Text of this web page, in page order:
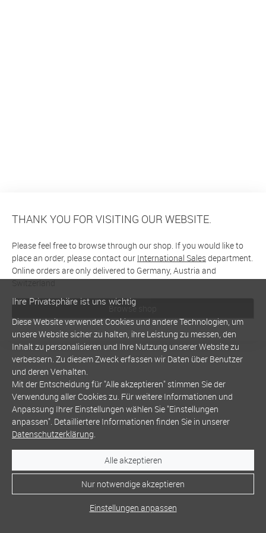
THANK YOU FOR VISITING OUR WEBSITE.
Please feel free to browse through our shop. If you would like to
place an order, please contact our International Salesdepartment.
Online orders are only delivered to Germany, Austria and
Switzerland
Browse shop
Ihre Privatsphäre ist uns wichtig
Diese Website verwendet Cookies und andere Technologien, um
unsere Website sicher zu halten, ihre Leistung zu messen, den
Inhalt zu personalisieren und Ihre Nutzung unserer Website zu
verbessern. Zu diesem Zweck erfassen wir Daten über Benutzer
und deren Verhalten.
Mit der Entscheidung für "Alle akzeptieren" stimmen Sie der
Verwendung aller Cookies zu. Für weitere Informationen und
Anpassung Ihrer Einstellungen wählen Sie "Einstellungen
anpassen". Detailliertere Informationen finden Sie in unserer
Datenschutzerklärung.
Alle akzeptieren
Nur notwendige akzeptieren
Einstellungen anpassen